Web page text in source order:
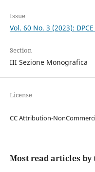
Issue
Vol. 60 No. 3 (2023):
Section
III Sezione Monografica
License
CC Attribution-
Most read articles by